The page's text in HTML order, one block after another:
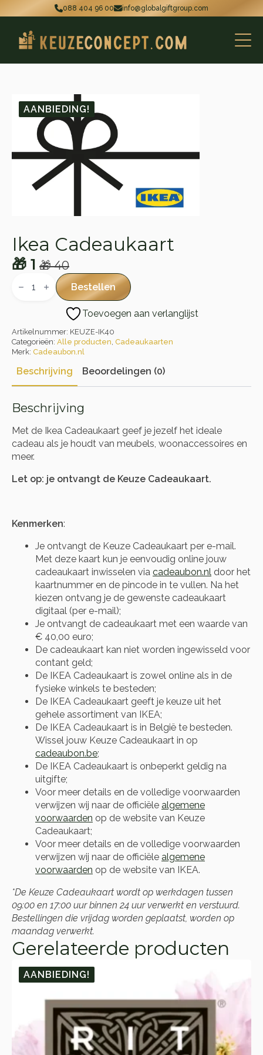
088 404 96 00 info@globalgiftgroup.com
AANBIEDING!
Ikea Cadeaukaart
🎁40
Oorspronkelijke
prijs
🎁 40.
🎁 1
Huidige
prijs
🎁 1.
Cadeaukaart Bestellen
Toevoegen aan verlanglijst
Artikelnummer: KEUZE-IK40
Categorieën: Alle producten, Cadeaukaarten
Merk: Cadeaubon.nl
Beschrijving Beoordelingen (0)
Beschrijving
Met de Ikea Cadeaukaart geef je jezelf het ideale
cadeau als je houdt van meubels, woonaccessoires en
meer.
Let op: je ontvangt de Keuze Cadeaukaart.
Kenmerken:
Je ontvangt de Keuze Cadeaukaart per e-mail.
Met deze kaart kun je eenvoudig online jouw
cadeaukaart inwisselen via cadeaubon.nl door het
kaartnummer en de pincode in te vullen. Na het
kiezen ontvang je de gewenste cadeaukaart
digitaal (per e-mail);
Je ontvangt de cadeaukaart met een waarde van
€ 40,00 euro;
De cadeaukaart kan niet worden ingewisseld voor
contant geld;
De IKEA Cadeaukaart is zowel online als in de
fysieke winkels te besteden;
De IKEA Cadeaukaart geeft je keuze uit het
gehele assortiment van IKEA;
De IKEA Cadeaukaart is in België te besteden.
Wissel jouw Keuze Cadeaukaart in op
cadeaubon.be;
De IKEA Cadeaukaart is onbeperkt geldig na
uitgifte;
Voor meer details en de volledige voorwaarden
verwijzen wij naar de officiële algemene
voorwaarden op de website van Keuze
Cadeaukaart;
Voor meer details en de volledige voorwaarden
verwijzen wij naar de officiële algemene
voorwaarden op de website van IKEA.
*De Keuze Cadeaukaart wordt op werkdagen tussen
09:00 en 17:00 uur binnen 24 uur verwerkt en verstuurd.
Bestellingen die vrijdag worden geplaatst, worden op
maandag verwerkt.
Gerelateerde producten
AANBIEDING!